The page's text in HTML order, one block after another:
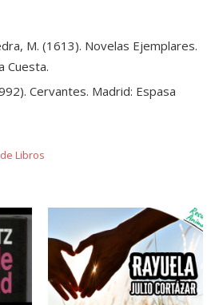
M. (1613). Novelas Ejemplares.
Cuesta.
Cervantes. Madrid: Espasa
Libros